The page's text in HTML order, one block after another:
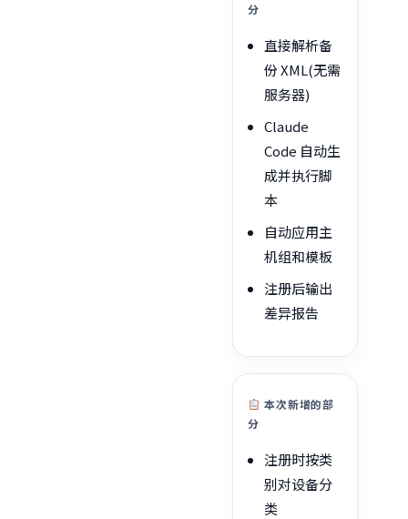
分
直接解析备
份 XML(无需
服务器)
Claude
Code 自动生
成并执行脚
本
自动应用主
机组和模板
注册后输出
差异报告
本次新增的部
分
注册时按类
别对设备分
类